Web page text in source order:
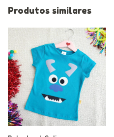
Produtos similares